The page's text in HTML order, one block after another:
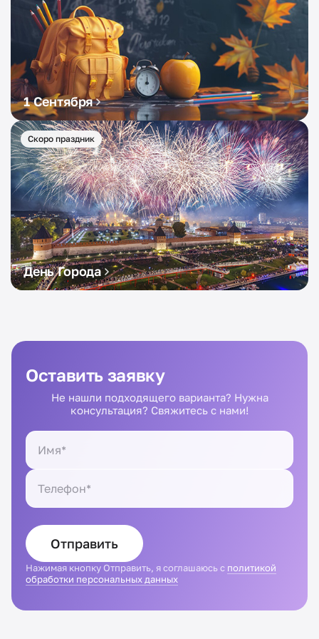
1 Сентября
Скоро праздник
День Города
Оставить заявку
Не нашли подходящего варианта? Нужна
консультация? Свяжитесь с нами!
Отправить
Нажимая кнопку Отправить, я соглашаюсь с политикой
обработки персональных данных